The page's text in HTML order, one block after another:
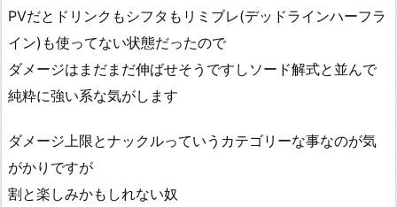
PVだとドリンクもシフタもリミブレ(デッドラインハーフラ
イン)も使ってない状態だったので
ダメージはまだまだ伸ばせそうですしソード解式と並んで
純粋に強い系な気がします
ダメージ上限とナックルっていうカテゴリーな事なのが気
がかりですが
割と楽しみかもしれない奴